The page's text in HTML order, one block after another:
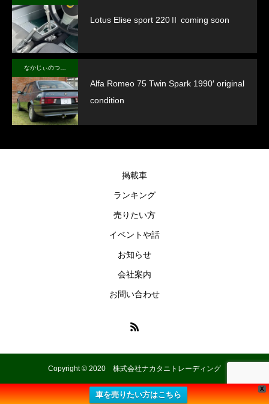
Lotus Elise sport 220Ⅱ coming soon
Alfa Romeo 75 Twin Spark 1990′ original
condition
掲載車
ランキング
売りたい方
イベントや話
お知らせ
会社案内
お問い合わせ
Copyright © 2020 株式会社ナカタニトレーディング
X
車を売りたい方はこちら